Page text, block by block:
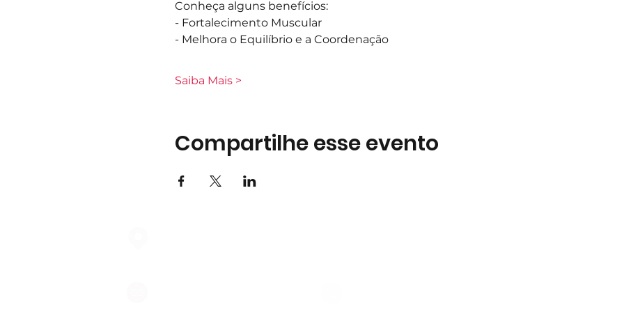
Conheça alguns benefícios:
- Fortalecimento Muscular
- Melhora o Equilíbrio e a Coordenação
Saiba Mais >
Compartilhe esse evento